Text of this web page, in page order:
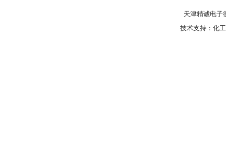
天津精诚电
技术支持： 化